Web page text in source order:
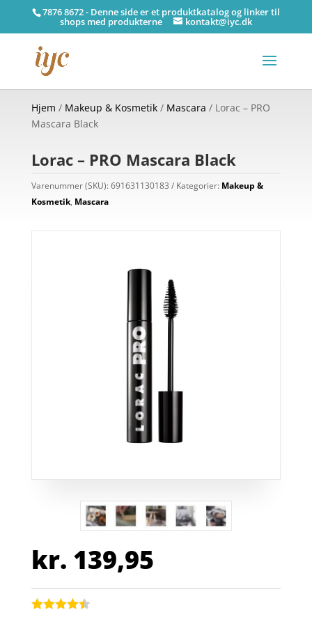
7876 8672 - Denne side er et produktkatalog og linker til
shops med produkterne kontakt@iyc.dk
Hjem / Makeup & Kosmetik/ Mascara / Lorac – PRO
Mascara Black
Lorac – PRO Mascara Black
Varenummer (SKU):691631130183 Kategorier: Makeup &
Kosmetik, Mascara
kr. 139,95